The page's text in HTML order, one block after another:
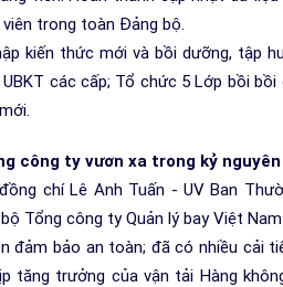
trong toàn Đảng bộ.
kiến thức mới và bồi dưỡng, tập
các cấp; Tổ chức 5 Lớp bồi
công ty vươn xa trong kỷ
chí Lê Anh Tuấn - UV Ban
Tổng công ty Quản lý bay Việt
đảm bảo an toàn; đã có nhiều
tăng trưởng của vận tải Hàng